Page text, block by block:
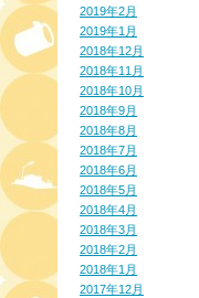
2019年2月
2019年1月
2018年12月
2018年11月
2018年10月
2018年9月
2018年8月
2018年7月
2018年6月
2018年5月
2018年4月
2018年3月
2018年2月
2018年1月
2017年12月